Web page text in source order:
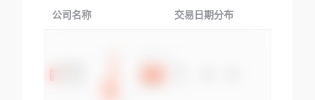
公司名称 交易日期分布